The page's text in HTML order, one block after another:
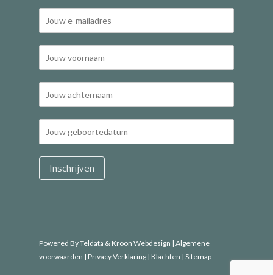
Powered By Teldata & Kroon Webdesign | Algemene
voorwaarden | Privacy Verklaring | Klachten | Sitemap